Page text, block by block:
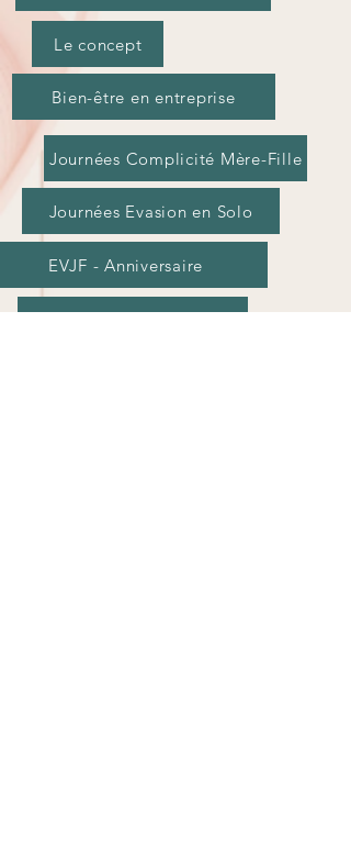
Le concept
Bien-être en entreprise
Journées Complicité Mère-Fille
Journées Evasion en Solo
EVJF - Anniversaire